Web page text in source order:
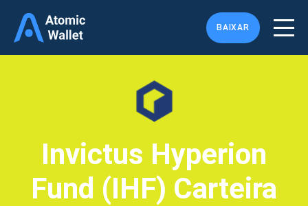
BAIXAR
Invictus Hyperion
Fund (IHF) Carteira